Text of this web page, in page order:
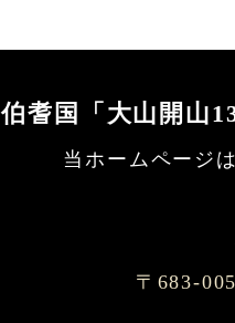
伯耆国「大山開山
当ホームページ
〒683-